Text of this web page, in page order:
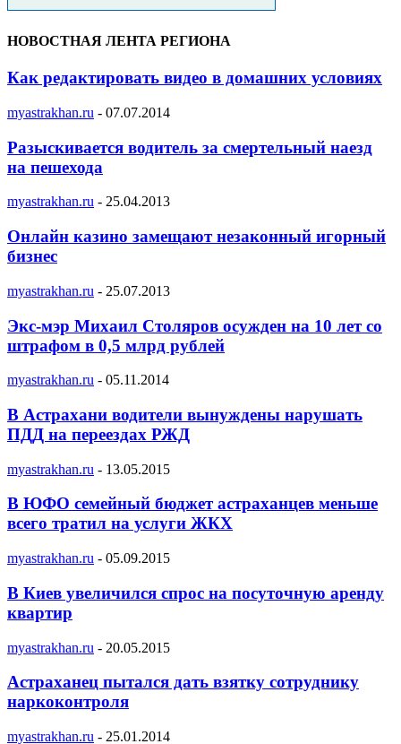
НОВОСТНАЯ ЛЕНТА РЕГИОНА
Как редактировать видео в домашних условиях
myastrakhan.ru - 07.07.2014
Разыскивается водитель за смертельный наезд
на пешехода
myastrakhan.ru - 25.04.2013
Онлайн казино замещают незаконный игорный
бизнес
myastrakhan.ru - 25.07.2013
Экс-мэр Михаил Столяров осужден на 10 лет со
штрафом в 0,5 млрд рублей
myastrakhan.ru - 05.11.2014
В Астрахани водители вынуждены нарушать
ПДД на переездах РЖД
myastrakhan.ru - 13.05.2015
В ЮФО семейный бюджет астраханцев меньше
всего тратил на услуги ЖКХ
myastrakhan.ru - 05.09.2015
В Киев увеличился спрос на посуточную аренду
квартир
myastrakhan.ru - 20.05.2015
Астраханец пытался дать взятку сотруднику
наркоконтроля
myastrakhan.ru - 25.01.2014